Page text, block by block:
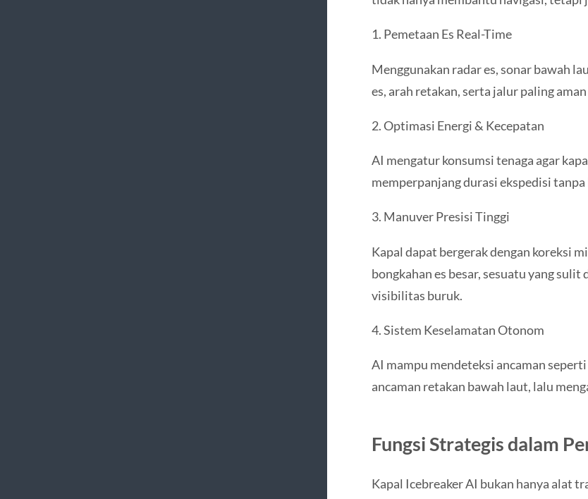
1. Pemetaan Es Real-Time
Menggunakan radar es, sonar bawah
es, arah retakan, serta jalur paling
2. Optimasi Energi & Kecepatan
AI mengatur konsumsi tenaga agar
memperpanjang durasi ekspedisi tanpa
3. Manuver Presisi Tinggi
Kapal dapat bergerak dengan koreksi
bongkahan es besar, sesuatu yang
visibilitas buruk.
4. Sistem Keselamatan Otonom
AI mampu mendeteksi ancaman
ancaman retakan bawah laut, lalu
Fungsi Strategis dalam
Kapal Icebreaker AI bukan hanya alat